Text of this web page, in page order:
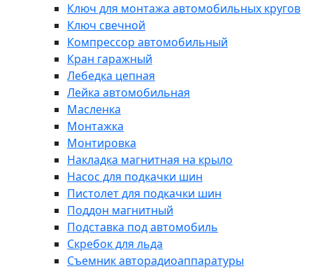
Ключ для монтажа автомобильных кругов
Ключ свечной
Компрессор автомобильный
Кран гаражный
Лебедка цепная
Лейка автомобильная
Масленка
Монтажка
Монтировка
Накладка магнитная на крыло
Насос для подкачки шин
Пистолет для подкачки шин
Поддон магнитный
Подставка под автомобиль
Скребок для льда
Съемник авторадиоаппаратуры